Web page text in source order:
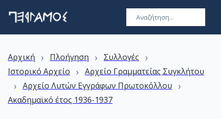
Αρχική › Πλοήγηση › Συλλογές ›
Ιστορικό Αρχείο › Αρχείο Γραμματείας Συγκλήτου
› Αρχείο Λυτών Εγγράφων Πρωτοκόλλου ›
Ακαδημαϊκό έτος 1936-1937